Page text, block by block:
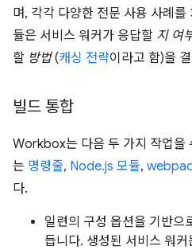
며, 각각 다양한 전문 사용 사례를
듈은 서비스 워커가 응답할 지 여
할 방법(캐싱 전략이라고 함)을
빌드 통합
Workbox는 다음 두 가지 작업을
는 명령줄, Node.js 모듈,
다.
일련의 구성 옵션을 기반으
듭니다. 생성된 서비스 워